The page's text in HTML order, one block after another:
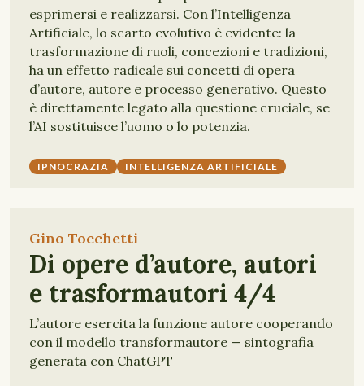
esprimersi e realizzarsi. Con l’Intelligenza
Artificiale, lo scarto evolutivo è evidente: la
trasformazione di ruoli, concezioni e tradizioni,
ha un effetto radicale sui concetti di opera
d’autore, autore e processo generativo. Questo
è direttamente legato alla questione cruciale, se
l’AI sostituisce l’uomo o lo potenzia.
IPNOCRAZIA INTELLIGENZA ARTIFICIALE
Gino Tocchetti
Di opere d’autore, autori
e trasformautori 4/4
L’autore esercita la funzione autore cooperando
con il modello transformautore — sintografia
generata con ChatGPT